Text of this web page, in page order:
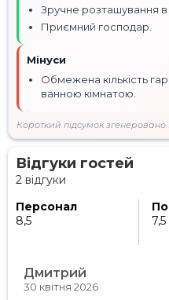
Зручне розташування в
Приємний господар.
Мінуси
Обмежена кількість
ванною кімнатою.
Короткий підсумок згенеровано
Відгуки гостей
2 відгуки
Персонал
8,5
7,5
Дмитрий
30 квітня 2026